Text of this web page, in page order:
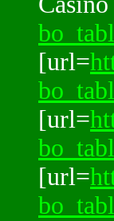
[url=
[url=
[url=